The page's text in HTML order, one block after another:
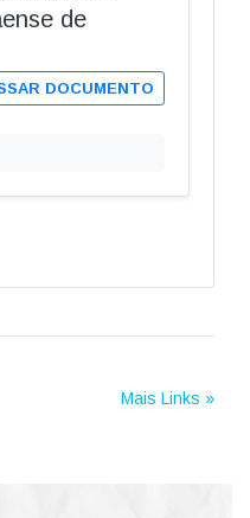
de
DOCUMENTO
Mais Links »